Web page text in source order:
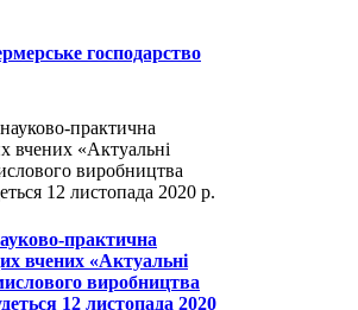
господарство
практична
вчених «Актуальні
виробництва
12 листопада 2020